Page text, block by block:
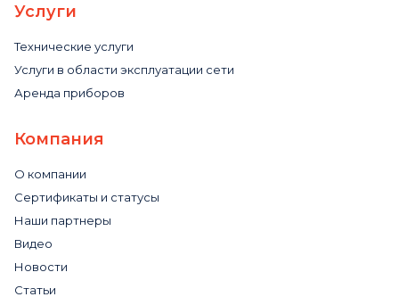
Услуги
Технические услуги
Услуги в области эксплуатации сети
Аренда приборов
Компания
О компании
Сертификаты и статусы
Наши партнеры
Видео
Новости
Статьи